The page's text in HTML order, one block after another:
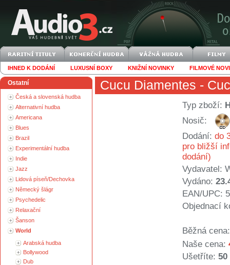
IHNED K DODÁNÍ LUXUSNÍ BOXY KNIŽNÍ NOVINKY FILMOVÉ
Ostatní
Česká a slovenská hudba
Alternativní hudba
Americana
Blues
Brazil
Experimentální hudba
Indie
Jazz
Lidová píseň/Dechovka
Německý šlágr
Psychedelic
Relaxační
Šanson
World
Arabská hudba
Bollywood
Dub
Cucu Diamentes -
Typ zboží:
Nosič:
Dodání: do
pro bližší
dodání)
Vydavatel:
Vydáno:
EAN/UPC:
Objednací
Běžná cena:
Naše cena:
Ušetříte: 50